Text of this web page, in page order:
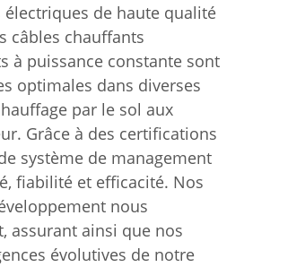
de haute qualité
câbles chauffants
à puissance constante sont
optimales dans diverses
par le sol aux
Grâce à des certifications
système de management
fiabilité et efficacité. Nos
nous
assurant ainsi que nos
évolutives de notre